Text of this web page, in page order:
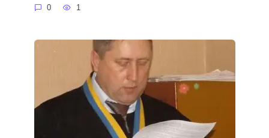
0 1